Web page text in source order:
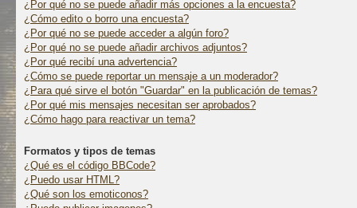
¿Por qué no se puede añadir más opciones a la encuesta?
¿Cómo edito o borro una encuesta?
¿Por qué no se puede acceder a algún foro?
¿Por qué no se puede añadir archivos adjuntos?
¿Por qué recibí una advertencia?
¿Cómo se puede reportar un mensaje a un moderador?
¿Para qué sirve el botón "Guardar" en la publicación de temas?
¿Por qué mis mensajes necesitan ser aprobados?
¿Cómo hago para reactivar un tema?
Formatos y tipos de temas
¿Qué es el código BBCode?
¿Puedo usar HTML?
¿Qué son los emoticonos?